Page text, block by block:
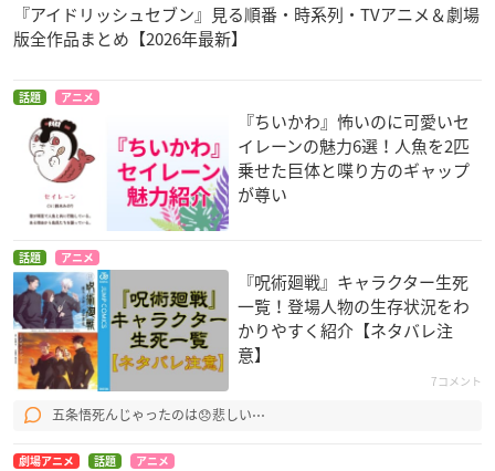
『アイドリッシュセブン』見る順番・時系列・TVアニメ＆劇場
版全作品まとめ【2026年最新】
話題 アニメ
『ちいかわ』怖いのに可愛いセ
イレーンの魅力6選！人魚を2匹
乗せた巨体と喋り方のギャップ
が尊い
話題 アニメ
『呪術廻戦』キャラクター生死
一覧！登場人物の生存状況をわ
かりやすく紹介【ネタバレ注
意】
7コメント
五条悟死んじゃったのは😞悲しい⋯
劇場アニメ 話題 アニメ